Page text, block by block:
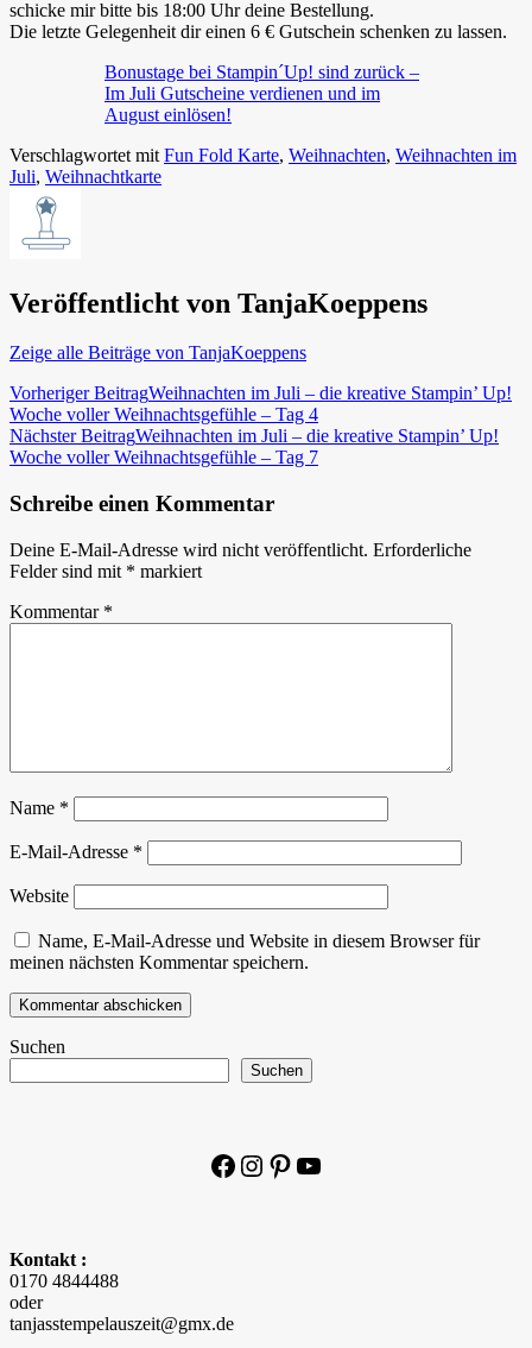
schicke mir bitte bis 18:00 Uhr deine Bestellung.
Die letzte Gelegenheit dir einen 6 € Gutschein schenken zu lassen.
Bonustage bei Stampin´Up! sind zurück –
Im Juli Gutscheine verdienen und im
August einlösen!
Verschlagwortet mit Fun Fold Karte, Weihnachten, Weihnachten im
Juli, Weihnachtkarte
Veröffentlicht von TanjaKoeppens
Zeige alle Beiträge von TanjaKoeppens
Beitragsnavigation
Vorheriger BeitragWeihnachten im Juli – die kreative Stampin’ Up!
Woche voller Weihnachtsgefühle – Tag 4
Nächster BeitragWeihnachten im Juli – die kreative Stampin’ Up!
Woche voller Weihnachtsgefühle – Tag 7
Schreibe einen Kommentar
Deine E-Mail-Adresse wird nicht veröffentlicht. Erforderliche
Felder sind mit * markiert
Kommentar *
Name *
E-Mail-Adresse *
Website
Name, E-Mail-Adresse und Website in diesem Browser für
meinen nächsten Kommentar speichern.
Suchen
Suchen
Facebook
Instagram
Pinterest
YouTube
Kontakt :
0170 4844488
oder
tanjasstempelauszeit@gmx.de